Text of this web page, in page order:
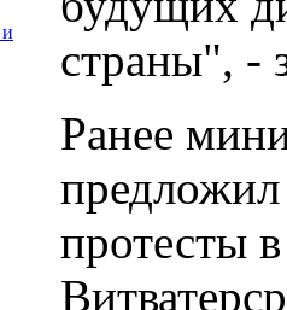
страны", -
Ранее
предложил
протесты